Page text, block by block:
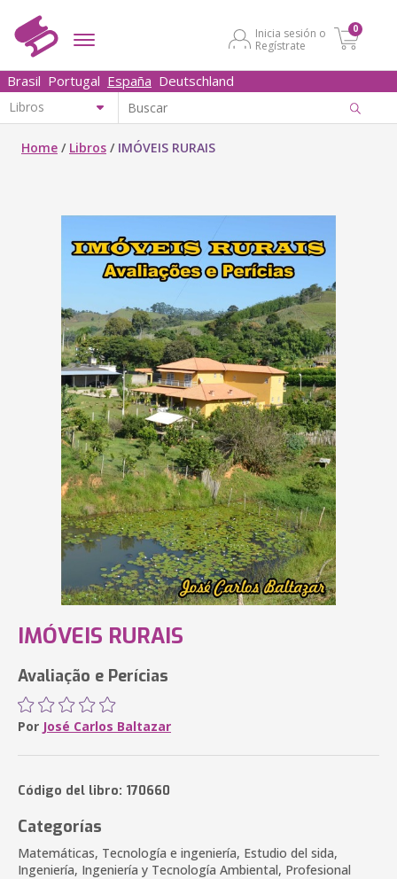
Inicia sesión o
Regístrate
0
Brasil Portugal España Deutschland
Home / Libros / IMÓVEIS RURAIS
IMÓVEIS RURAIS
Avaliação e Perícias
Por José Carlos Baltazar
Código del libro: 170660
Categorías
Matemáticas, Tecnología e ingeniería, Estudio del sida,
Ingeniería, Ingeniería y Tecnología Ambiental, Profesional